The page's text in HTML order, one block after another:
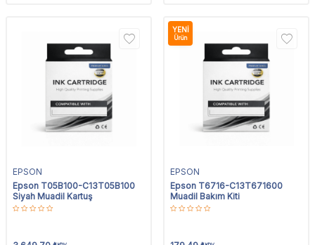
EPSON
Epson T05B100-C13T05B100
Siyah Muadil Kartuş
YENI
Ürün
EPSON
Epson T6716-C13T671600
Muadil Bakım Kiti